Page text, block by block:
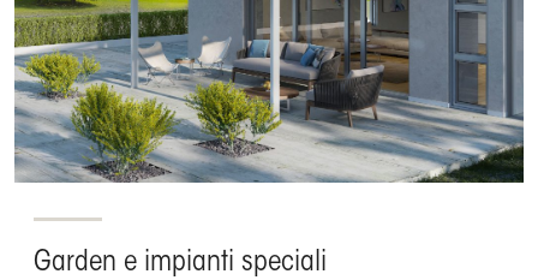
Garden e impianti speciali